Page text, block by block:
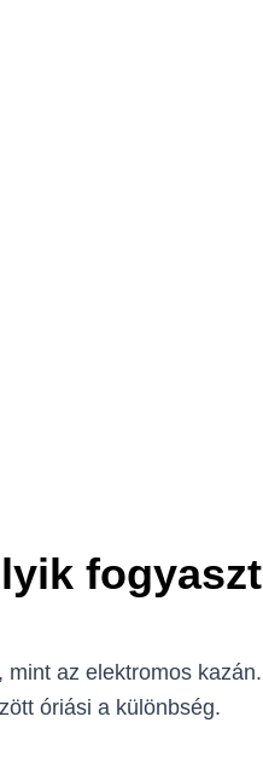
fogyaszt
az elektromos kazán.
óriási a különbség.